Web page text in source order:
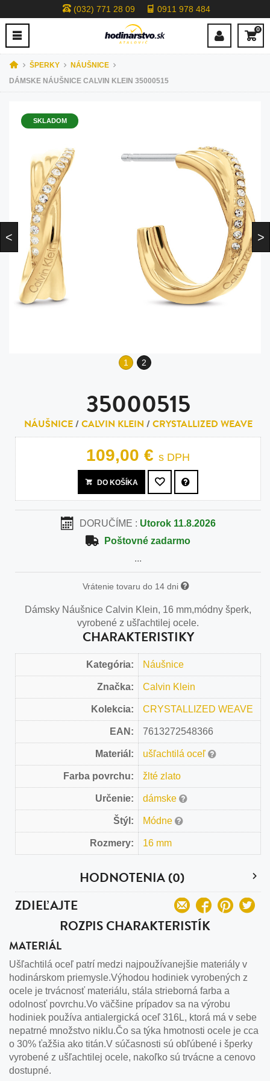
(032) 771 28 09 0911 978 484
0
ŠPERKY
NÁUŠNICE
DÁMSKE NÁUŠNICE CALVIN KLEIN 35000515
SKLADOM
1 2
35000515
NÁUŠNICE/CALVIN KLEIN /CRYSTALLIZED WEAVE
109,00 € s DPH
DO KOŠÍKA
DORUČÍME : Utorok 11.8.2026
Poštovné zadarmo
...
Vrátenie tovaru do 14 dni
Dámsky Náušnice Calvin Klein, 16 mm,módny šperk,
vyrobené z ušľachtilej ocele.
CHARAKTERISTIKY
Kategória: Náušnice
Značka: Calvin Klein
Kolekcia: CRYSTALLIZED WEAVE
EAN: 7613272548366
Materiál: ušľachtilá oceľ
Farba povrchu: žlté zlato
Určenie: dámske
Štýl: Módne
Rozmery: 16 mm
HODNOTENIA (0)
ZDIEĽAJTE
ROZPIS CHARAKTERISTÍK
MATERIÁL
Ušľachtilá oceľ patrí medzi najpoužívanejšie materiály v
hodinárskom priemysle.Výhodou hodiniek vyrobených z
ocele je trvácnosť materiálu, stála strieborná farba a
odolnosť povrchu.Vo väčšine prípadov sa na výrobu
hodiniek používa antialergická oceľ 316L, ktorá má v sebe
nepatrné množstvo niklu.Čo sa týka hmotnosti ocele je cca
o 30% ťažšia ako titán.V súčasnosti sú obľúbené i šperky
vyrobené z ušľachtilej ocele, nakoľko sú trvácne a cenovo
dostupné.